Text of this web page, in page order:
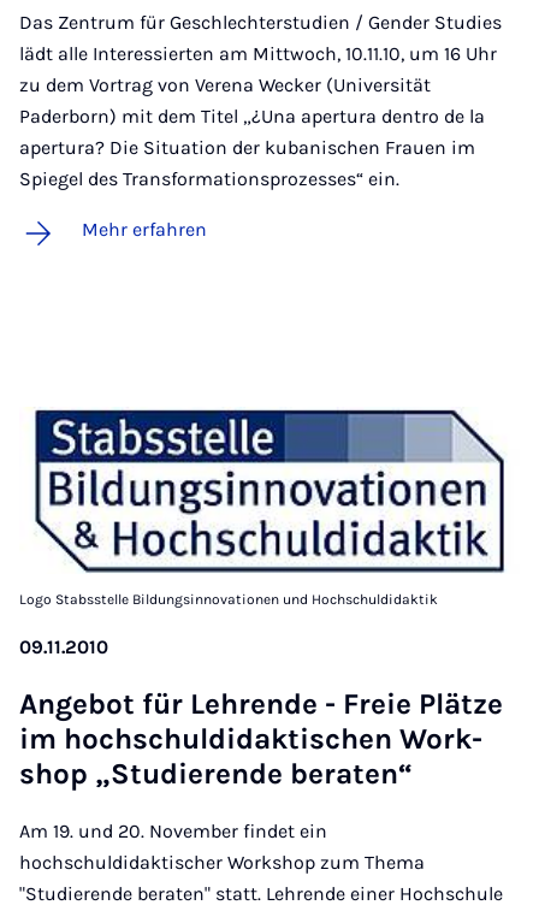
Das Zentrum für Geschlechterstudien / Gender Studies
lädt alle Interessierten am Mittwoch, 10.11.10, um 16 Uhr
zu dem Vortrag von Verena Wecker (Universität
Paderborn) mit dem Titel „¿Una apertura dentro de la
apertura? Die Situation der kubanischen Frauen im
Spiegel des Transformationsprozesses“ ein.
Mehr erfahren
Logo Stabsstelle Bildungsinnovationen und Hochschuldidaktik
09.11.2010
An­ge­bot für Leh­ren­de - Freie Plät­ze
im hoch­schul­di­dak­ti­schen Work­
shop „Stu­die­ren­de be­ra­ten“
Am 19. und 20. November findet ein
hochschuldidaktischer Workshop zum Thema
"Studierende beraten" statt. Lehrende einer Hochschule